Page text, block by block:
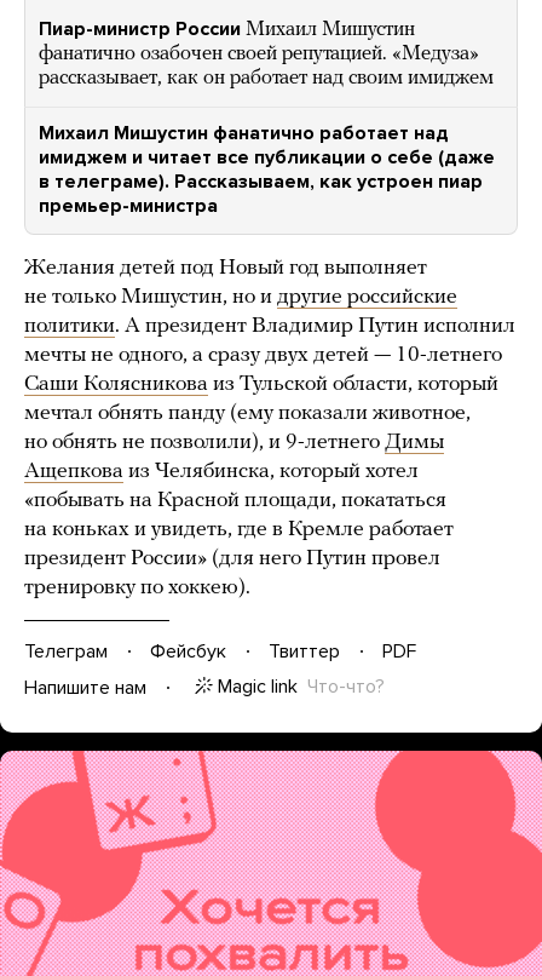
Пиар-министр России Михаил Мишустин
фанатично озабочен своей репутацией. «Медуза»
рассказывает, как он работает над своим имиджем
Михаил Мишустин фанатично работает над
имиджем и читает все публикации о себе (даже
в телеграме). Рассказываем, как устроен пиар
премьер-министра
Желания детей под Новый год выполняет
не только Мишустин, но и другие российские
политики. А президент Владимир Путин исполнил
мечты не одного, а сразу двух детей — 10-летнего
Саши Колясникова из Тульской области, который
мечтал обнять панду (ему показали животное,
но обнять не позволили), и 9-летнего Димы
Ащепкова из Челябинска, который хотел
«побывать на Красной площади, покататься
на коньках и увидеть, где в Кремле работает
президент России» (для него Путин провел
тренировку по хоккею).
Телеграм Фейсбук Твиттер
PDF
Напишите нам
Magic link Что-что?